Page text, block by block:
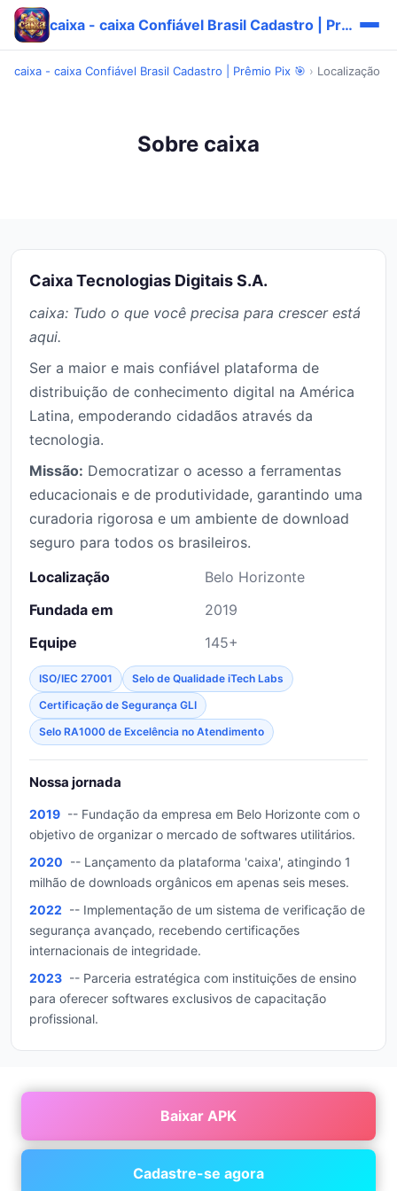
caixa - caixa Confiável Brasil Cadastro | Prêmio Pix 🎯
caixa - caixa Confiável Brasil Cadastro | Prêmio Pix 🎯 › Localização
Sobre caixa
Caixa Tecnologias Digitais S.A.
caixa: Tudo o que você precisa para crescer está
aqui.
Ser a maior e mais confiável plataforma de
distribuição de conhecimento digital na América
Latina, empoderando cidadãos através da
tecnologia.
Missão: Democratizar o acesso a ferramentas
educacionais e de produtividade, garantindo uma
curadoria rigorosa e um ambiente de download
seguro para todos os brasileiros.
Localização
Belo Horizonte
Fundada em
2019
Equipe
145+
ISO/IEC 27001
Selo de Qualidade iTech Labs
Certificação de Segurança GLI
Selo RA1000 de Excelência no Atendimento
Nossa jornada
2019 -- Fundação da empresa em Belo Horizonte com o
objetivo de organizar o mercado de softwares utilitários.
2020 -- Lançamento da plataforma 'caixa', atingindo 1
milhão de downloads orgânicos em apenas seis meses.
2022 -- Implementação de um sistema de verificação de
segurança avançado, recebendo certificações
internacionais de integridade.
2023 -- Parceria estratégica com instituições de ensino
para oferecer softwares exclusivos de capacitação
profissional.
Baixar APK
Cadastre-se agora